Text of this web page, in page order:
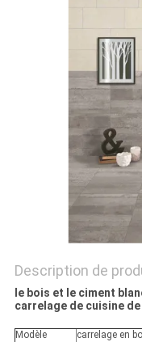
UN DEVIS
POLITIQUE
Description de
le bois et le ciment
carrelage de cuisine
Modèle
carrelage en